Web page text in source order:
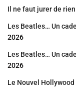
Il ne faut jurer de rien
Les Beatles… Un
2026
Les Beatles… Un
2026
Le Nouvel Hollywood